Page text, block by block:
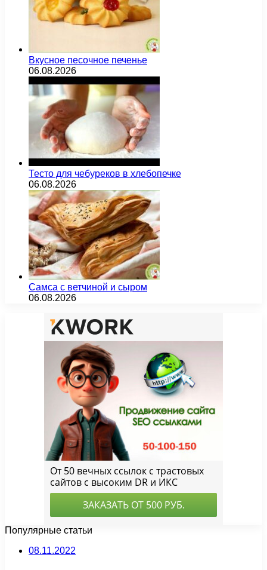
Вкусное песочное печенье
06.08.2026
Тесто для чебуреков в хлебопечке
06.08.2026
Самса с ветчиной и сыром
06.08.2026
Популярные статьи
08.11.2022